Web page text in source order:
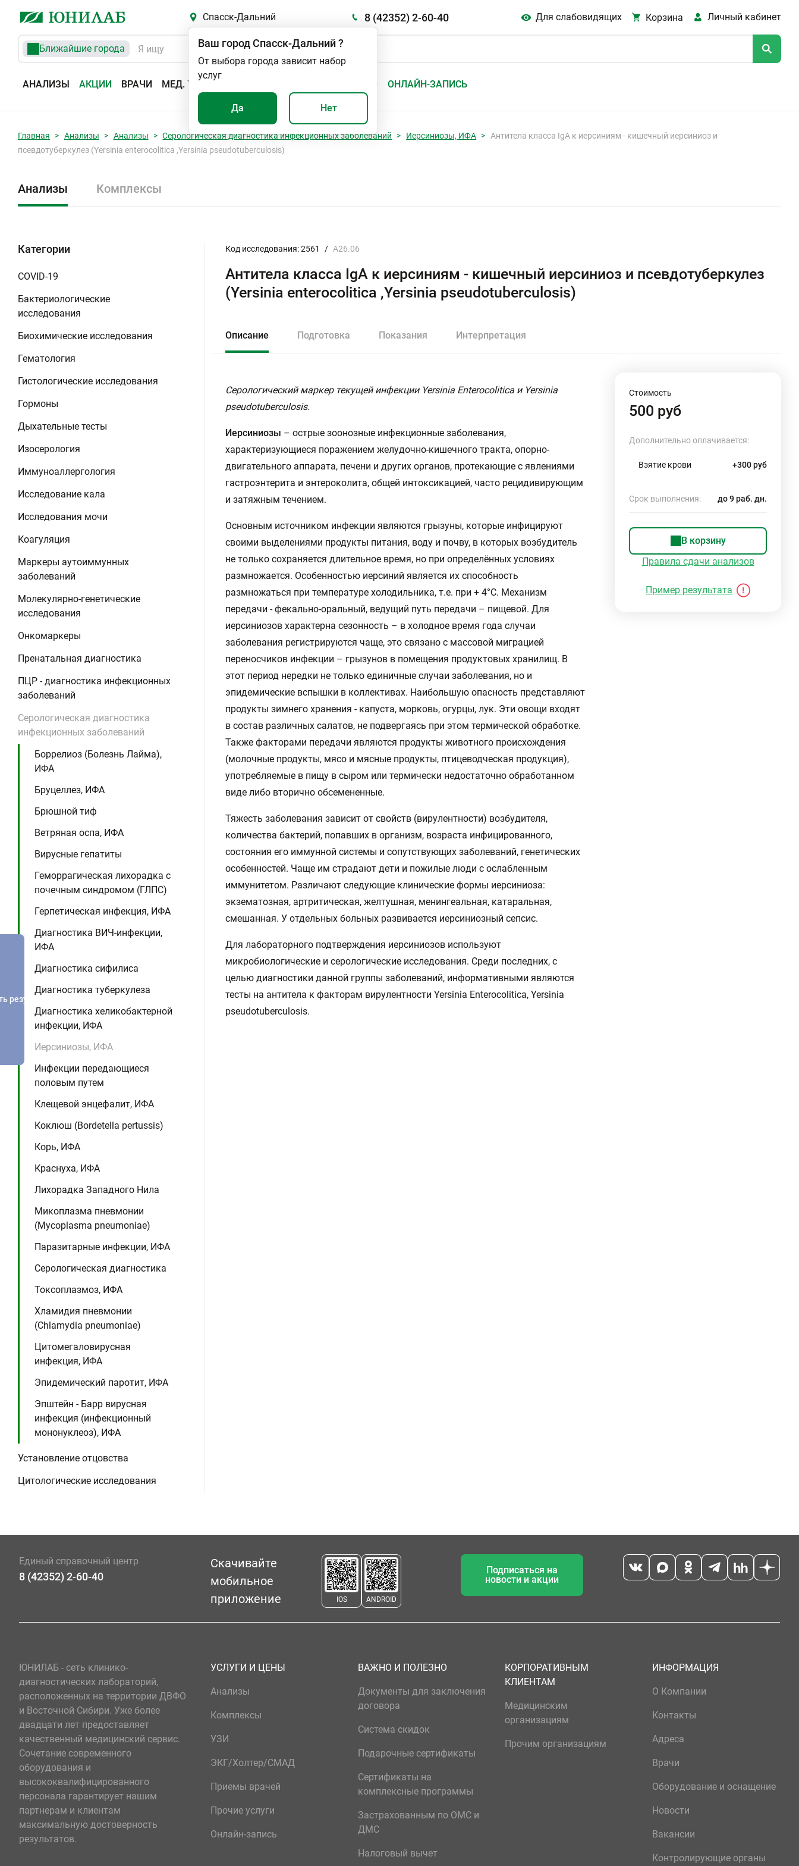
Спасск-Дальний 8 (42352) 2-60-40 Для слабовидящих Корзина Личный кабинет
Ближайшие города
АНАЛИЗЫ АКЦИИ ВРАЧИ МЕД. УСЛУГИ ОНЛАЙН-ЗАПИСЬ
Ваш городСпасск-Дальний?
От выбора города зависит набор
услуг
Да Нет
Главная Анализы Анализы Серологическая диагностика инфекционных заболеваний Иерсиниозы, ИФА
Антитела класса IgА к иерсиниям - кишечный иерсиниоз и
псевдотуберкулез (Yersinia enterocolitica ,Yersinia pseudotuberculosis)
Анализы Комплексы
Категории
COVID-19
Бактериологические
исследования
Биохимические исследования
Гематология
Гистологические исследования
Гормоны
Дыхательные тесты
Изосерология
Иммуноаллергология
Исследование кала
Исследования мочи
Коагуляция
Маркеры аутоиммунных
заболеваний
Молекулярно-генетические
исследования
Онкомаркеры
Пренатальная диагностика
ПЦР - диагностика инфекционных
заболеваний
Серологическая диагностика
инфекционных заболеваний
Боррелиоз (Болезнь Лайма),
ИФА
Бруцеллез, ИФА
Брюшной тиф
Ветряная оспа, ИФА
Вирусные гепатиты
Геморрагическая лихорадка с
почечным синдромом (ГЛПС)
Герпетическая инфекция, ИФА
Диагностика ВИЧ-инфекции,
ИФА
Диагностика сифилиса
Диагностика туберкулеза
Диагностика хеликобактерной
инфекции, ИФА
Иерсиниозы, ИФА
Инфекции передающиеся
половым путем
Клещевой энцефалит, ИФА
Коклюш (Bordetella pertussis)
Корь, ИФА
Краснуха, ИФА
Лихорадка Западного Нила
Микоплазма пневмонии
(Mycoplasma pneumoniae)
Паразитарные инфекции, ИФА
Серологическая диагностика
Токсоплазмоз, ИФА
Хламидия пневмонии
(Chlamydia pneumoniae)
Цитомегаловирусная
инфекция, ИФА
Эпидемический паротит, ИФА
Эпштейн - Барр вирусная
инфекция (инфекционный
мононуклеоз), ИФА
Установление отцовства
Цитологические исследования
Код исследования: 2561 / А26.06
Антитела класса IgА к иерсиниям - кишечный иерсиниоз и псевдотуберкулез
(Yersinia enterocolitica ,Yersinia pseudotuberculosis)
Описание Подготовка Показания Интерпретация
Серологический маркер текущей инфекции Yersinia Enterocolitica и Yersinia
pseudotuberculosis.
Иерсиниозы – острые зоонозные инфекционные заболевания,
характеризующиеся поражением желудочно-кишечного тракта, опорно-
двигательного аппарата, печени и других органов, протекающие с явлениями
гастроэнтерита и энтероколита, общей интоксикацией, часто рецидивирующим
и затяжным течением.
Основным источником инфекции являются грызуны, которые инфицируют
своими выделениями продукты питания, воду и почву, в которых возбудитель
не только сохраняется длительное время, но при определённых условиях
размножается. Особенностью иерсиний является их способность
размножаться при температуре холодильника, т.е. при + 4°С. Механизм
передачи - фекально-оральный, ведущий путь передачи – пищевой. Для
иерсиниозов характерна сезонность – в холодное время года случаи
заболевания регистрируются чаще, это связано с массовой миграцией
переносчиков инфекции – грызунов в помещения продуктовых хранилищ. В
этот период нередки не только единичные случаи заболевания, но и
эпидемические вспышки в коллективах. Наибольшую опасность представляют
продукты зимнего хранения - капуста, морковь, огурцы, лук. Эти овощи входят
в состав различных салатов, не подвергаясь при этом термической обработке.
Также факторами передачи являются продукты животного происхождения
(молочные продукты, мясо и мясные продукты, птицеводческая продукция),
употребляемые в пищу в сыром или термически недостаточно обработанном
виде либо вторично обсемененные.
Тяжесть заболевания зависит от свойств (вирулентности) возбудителя,
количества бактерий, попавших в организм, возраста инфицированного,
состояния его иммунной системы и сопутствующих заболеваний, генетических
особенностей. Чаще им страдают дети и пожилые люди с ослабленным
иммунитетом. Различают следующие клинические формы иерсиниоза:
экзематозная, артритическая, желтушная, менингеальная, катаральная,
смешанная. У отдельных больных развивается иерсиниозный сепсис.
Для лабораторного подтверждения иерсиниозов используют
микробиологические и серологические исследования. Среди последних, с
целью диагностики данной группы заболеваний, информативными являются
тесты на антитела к факторам вирулентности Yersinia Enterocolitica, Yersinia
pseudotuberculosis.
Стоимость
500 руб
Дополнительно оплачивается:
Взятие крови +300 руб
Срок выполнения: до 9 раб. дн.
В корзину
Правила сдачи анализов
Пример результата
результатов
Единый справочный центр
8 (42352) 2-60-40
Скачивайте
мобильное
приложение
IOS ANDROID
Подписаться на
новости и акции
ЮНИЛАБ - сеть клинико-
диагностических лабораторий,
расположенных на территории ДВФО
и Восточной Сибири. Уже более
двадцати лет предоставляет
качественный медицинский сервис.
Сочетание современного
оборудования и
высококвалифицированного
персонала гарантирует нашим
партнерам и клиентам
максимальную достоверность
результатов.
УСЛУГИ И ЦЕНЫ
Анализы
Комплексы
УЗИ
ЭКГ/Холтер/СМАД
Приемы врачей
Прочие услуги
Онлайн-запись
ВАЖНО И ПОЛЕЗНО
Документы для заключения
договора
Система скидок
Подарочные сертификаты
Сертификаты на
комплексные программы
Застрахованным по ОМС и
ДМС
Налоговый вычет
КОРПОРАТИВНЫМ
КЛИЕНТАМ
Медицинским
организациям
Прочим организациям
ИНФОРМАЦИЯ
О Компании
Контакты
Адреса
Врачи
Оборудование и оснащение
Новости
Вакансии
Контролирующие органы